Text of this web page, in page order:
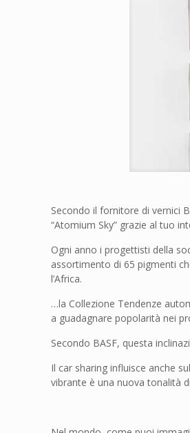
Secondo il fornitore di vernici
“Atomium Sky” grazie al tuo
Ogni anno i progettisti della
assortimento di 65 pigmenti
l’Africa.
…la Collezione Tendenze
a guadagnare popolarità nei
Secondo BASF, questa
Il car sharing influisce anche
vibrante è una nuova tonalità